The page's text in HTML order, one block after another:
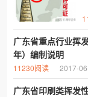
广东省重点行业挥
年）编制说明
11230阅读 2017-
广东省印刷类挥发